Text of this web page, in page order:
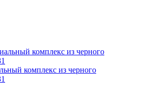
комплекс из черного